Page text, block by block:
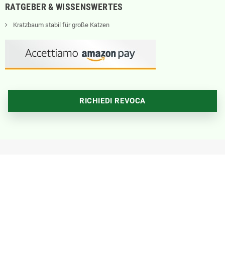
RATGEBER & WISSENSWERTES
Kratzbaum stabil für große Katzen
RICHIEDI REVOCA